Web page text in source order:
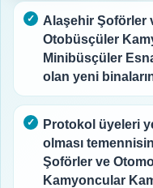
Alaşehir Şoförler
Otobüsçüler
Minibüsçüler
olan yeni
Protokol üyeleri
olması
Şoförler ve
Kamyoncular